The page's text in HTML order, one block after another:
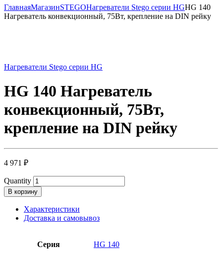
ГлавнаяМагазинSTEGOНагреватели Stego серии HGHG 140
Нагреватель конвекционный, 75Вт, крепление на DIN рейку
Нагреватели Stego серии HG
HG 140 Нагреватель
конвекционный, 75Вт,
крепление на DIN рейку
4 971 ₽
Quantity
В корзину
Характеристики
Доставка и самовывоз
Серия HG 140